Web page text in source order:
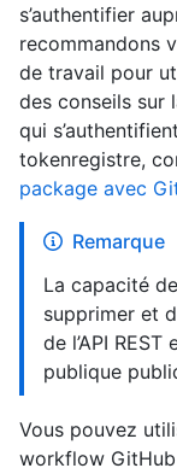
s’authentifier
recommandons
de travail pour
des conseils sur
qui
tokenregistre,
package avec
Remarque
La capacité
supprimer et
de l’API
publique
Vous pouvez
workflow